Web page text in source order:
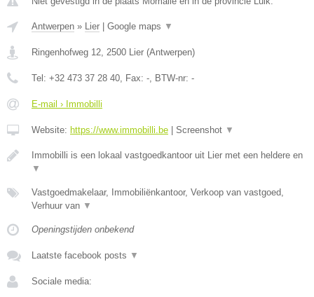
Antwerpen » Lier Google maps ▼
Ringenhofweg 12, 2500 Lier (Antwerpen)
Tel: +32 473 37 28 40, Fax: -, BTW-nr: -
E-mail › Immobilli
Website: https://www.immobilli.be Screenshot ▼
Immobilli is een lokaal vastgoedkantoor uit Lier met een heldere en
▼
Vastgoedmakelaar, Immobiliënkantoor, Verkoop van vastgoed,
Verhuur van ▼
Openingstijden onbekend
Laatste facebook posts ▼
Sociale media: